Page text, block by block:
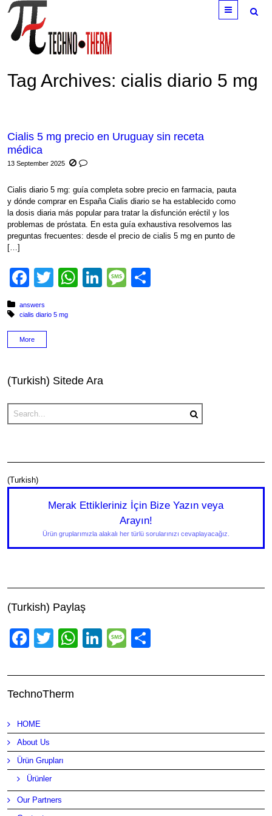
Menu
Tag Archives: cialis diario 5 mg
Cialis 5 mg precio en Uruguay sin receta
médica
13 September 2025
Cialis diario 5 mg: guía completa sobre precio en farmacia, pauta
y dónde comprar en España Cialis diario se ha establecido como
la dosis diaria más popular para tratar la disfunción eréctil y los
problemas de próstata. En esta guía exhaustiva resolvemos las
preguntas frecuentes: desde el precio de cialis 5 mg en punto de
[…]
Facebook
TwitterWhatsApp
LinkedIn
Message
Posted in:
answers
Tagged with:
cialis diario 5 mg
More
(Turkish) Sitede Ara
(Turkish)
Merak Ettikleriniz İçin Bize Yazın veya
Arayın!
Ürün gruplarımızla alakalı her türlü sorularınızı cevaplayacağız.
(Turkish) Paylaş
Facebook
Twitter
WhatsApp
LinkedIn
Message
TechnoTherm
HOME
About Us
Ürün Grupları
Ürünler
Our Partners